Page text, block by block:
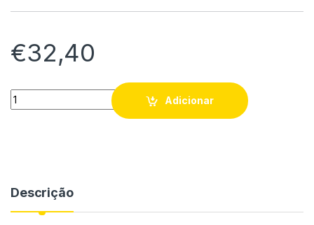
€32,40
EMBALAGEM DE ALUMINIO RETANGULAR 2100 ML 100 UN
Adicionar
Descrição